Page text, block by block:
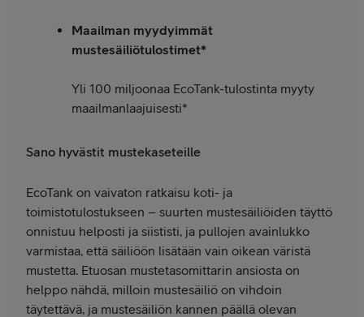
Maailman myydyimmät
mustesäiliötulostimet*
Yli 100 miljoonaa EcoTank-tulostinta myyty
maailmanlaajuisesti*
Sano hyvästit mustekaseteille
EcoTank on vaivaton ratkaisu koti- ja
toimistotulostukseen – suurten mustesäiliöiden täyttö
onnistuu helposti ja siististi, ja pullojen avainlukko
varmistaa, että säiliöön lisätään vain oikean väristä
mustetta. Etuosan mustetasomittarin ansiosta on
helppo nähdä, milloin mustesäiliö on vihdoin
täytettävä, ja mustesäiliön kannen päällä olevan